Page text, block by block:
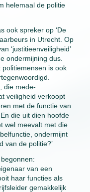
helemaal de politie
ook spreker op ‘De
in Utrecht. Op
‘justitieenveiligheid’
ondermijning dus.
politiemensen is ook
, die mede-
veiligheid verkoopt
met de functie van
die uit dien hoofde
wel meevalt met die
ondermijnt
van de politie?’
van een
haar functies als
gemakkelijk